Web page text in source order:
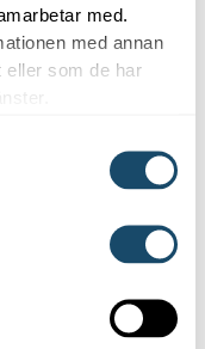
med.
med annan
eller som de har
olika modeller,
solvärme.
tar solenergi från